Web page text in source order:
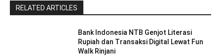
RELATED ARTICLES
Bank Indonesia NTB Genjot Literasi
Rupiah dan Transaksi Digital Lewat Fun
Walk Rinjani